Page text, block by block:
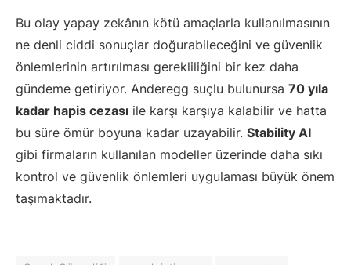
Bu olay yapay zekânın kötü amaçlarla kullanılmasının
ne denli ciddi sonuçlar doğurabileceğini ve güvenlik
önlemlerinin artırılması gerekliliğini bir kez daha
gündeme getiriyor. Anderegg suçlu bulunursa 70 yıla
kadar hapis cezası ile karşı karşıya kalabilir ve hatta
bu süre ömür boyuna kadar uzayabilir. Stability AI
gibi firmaların kullanılan modeller üzerinde daha sıkı
kontrol ve güvenlik önlemleri uygulaması büyük önem
taşımaktadır.